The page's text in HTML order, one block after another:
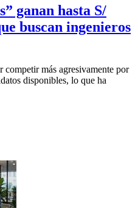
ganan hasta S/
buscan ingenieros
competir más agresivamente por
disponibles, lo que ha